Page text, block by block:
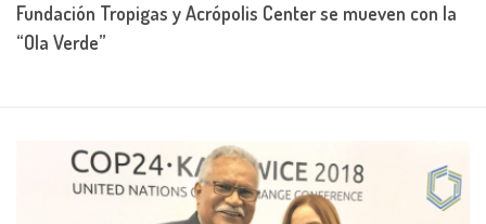
Fundación Tropigas y Acrópolis Center se mueven con la
“Ola Verde”